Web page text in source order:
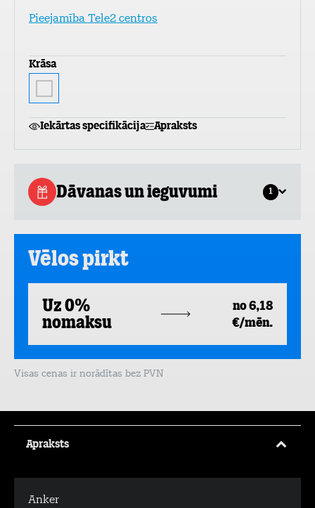
Pieejamība Tele2 centros
Krāsa
Iekārtas specifikācija Apraksts
Dāvanas un ieguvumi 1
Vēlos pirkt
Uz 0%
nomaksu
no 6,18
€/mēn.
Visas cenas ir norādītas bez PVN
Apraksts
Anker